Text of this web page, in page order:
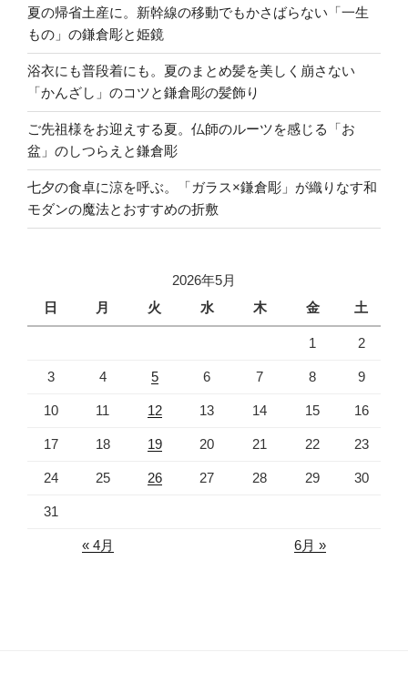
夏の帰省土産に。新幹線の移動でもかさばらない「一生
もの」の鎌倉彫と姫鏡
浴衣にも普段着にも。夏のまとめ髪を美しく崩さない
「かんざし」のコツと鎌倉彫の髪飾り
ご先祖様をお迎えする夏。仏師のルーツを感じる「お
盆」のしつらえと鎌倉彫
七夕の食卓に涼を呼ぶ。「ガラス×鎌倉彫」が織りなす和
モダンの魔法とおすすめの折敷
2026年5月
日
月 火 水 木 金 土
1 2
3 4 5 6 7 8 9
10 11 12 13 14 15 16
17 18 19 20 21 22 23
24 25 26 27 28 29 30
31
« 4月 6月 »